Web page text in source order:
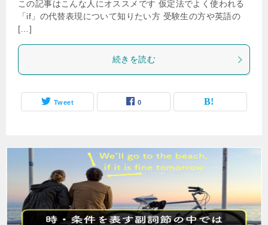
この記事はこんな人にオススメです 仮定法でよく使われる
「if」の代替表現について知りたい方 受験生の方や英語の
[…]
続きを読む
Tweet 0